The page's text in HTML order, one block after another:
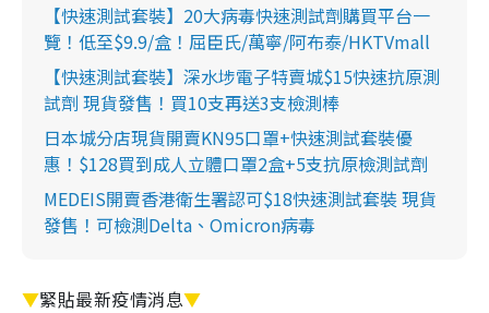
【快速測試套裝】20大病毒快速測試劑購買平台一
覽！低至$9.9/盒！屈臣氏/萬寧/阿布泰/HKTVmall
【快速測試套裝】深水埗電子特賣城$15快速抗原測
試劑 現貨發售！買10支再送3支檢測棒
日本城分店現貨開賣KN95口罩+快速測試套裝優
惠！$128買到成人立體口罩2盒+5支抗原檢測試劑
MEDEIS開賣香港衛生署認可$18快速測試套裝 現貨
發售！可檢測Delta、Omicron病毒
▼緊貼最新疫情消息▼